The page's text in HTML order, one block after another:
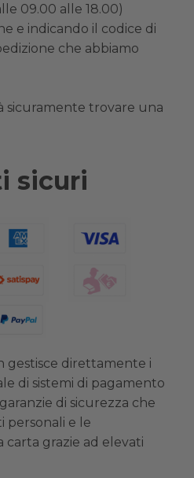
09.00 alle 18.00)
e indicando il codice di
che abbiamo
sicuramente trovare una
sicuri
gestisce direttamente i
di sistemi di pagamento
di sicurezza che
personali e le
grazie ad elevati